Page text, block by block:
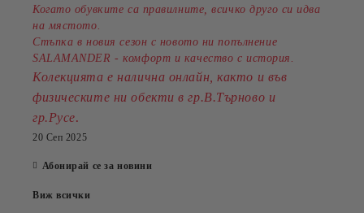
Когато обувките са правилните, всичко друго си идва
на мястото.
Стъпка в новия сезон с новото ни попълнение
SALAMANDER - комфорт и качество с история.
Колекцията е налична онлайн, както и във
физическите ни обекти в гр.В.Търново и
гр.Русе.
20 Сеп 2025
Абонирай се за новини
Виж всички